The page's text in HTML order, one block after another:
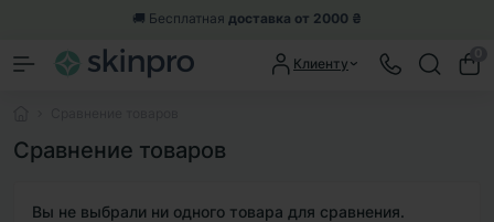
🚚 Бесплатная доставка от 2000 ₴
Клиенту
Сравнение товаров
Вы не выбрали ни одного товара для сравнения.